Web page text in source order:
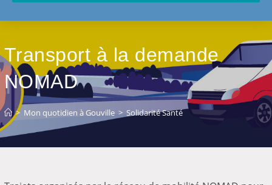
Transport à la demande
NOMAD
> Mon quotidien à Gouville > Solidarité Santé